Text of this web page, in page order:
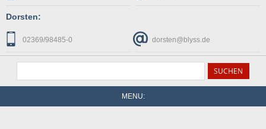
Dorsten:
02369/98485-0 dorsten@blyss.de
MENU: